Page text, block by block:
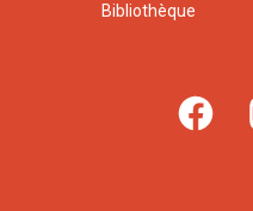
Bibliothèque